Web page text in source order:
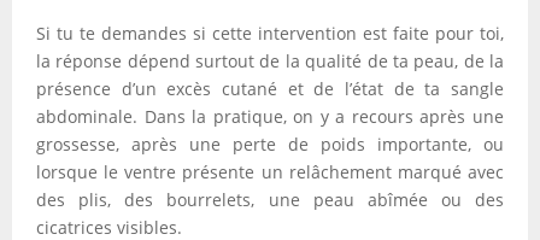
Si tu te demandes si cette intervention est faite pour toi,
la réponse dépend surtout de la qualité de ta peau, de la
présence d’un excès cutané et de l’état de ta sangle
abdominale. Dans la pratique, on y a recours après une
grossesse, après une perte de poids importante, ou
lorsque le ventre présente un relâchement marqué avec
des plis, des bourrelets, une peau abîmée ou des
cicatrices visibles.